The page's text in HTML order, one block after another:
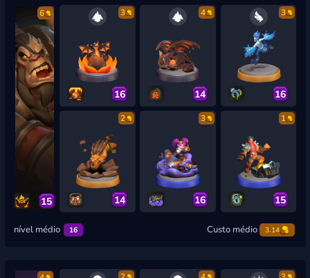
6
15
3
16
4
14
3
16
2
14
3
16
1
15
nível médio 16 Custo médio 3.14